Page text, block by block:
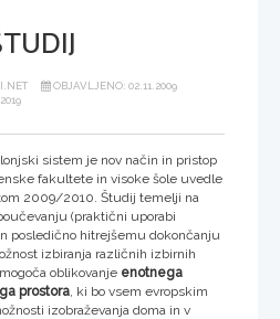
OBJAVLJENO: 02.11.2009
sistem je nov način in pristop
fakultete in visoke šole uvedle
2009/2010. Študij temelji na
(praktični uporabi
posledično hitrejšemu dokončanju
izbiranja različnih izbirnih
oblikovanje enotnega
prostora , ki bo vsem evropskim
izobraževanja doma in v